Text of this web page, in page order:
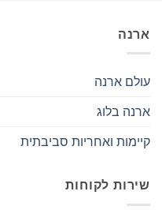
ארנה
עולם ארנה
ארנה בלוג
קיימות ואחריות סביבתית
שירות לקוחות